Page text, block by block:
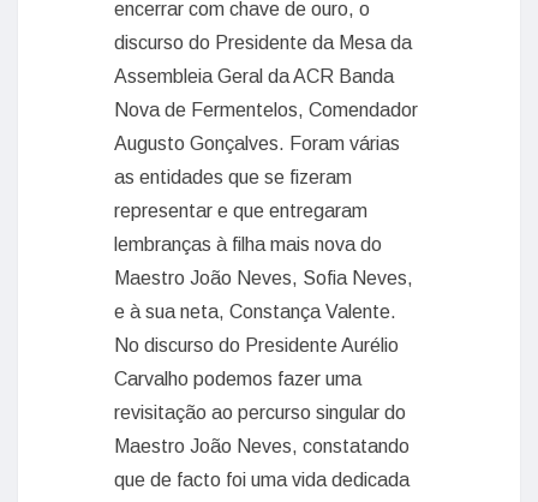
encerrar com chave de ouro, o
discurso do Presidente da Mesa da
Assembleia Geral da ACR Banda
Nova de Fermentelos, Comendador
Augusto Gonçalves. Foram várias
as entidades que se fizeram
representar e que entregaram
lembranças à filha mais nova do
Maestro João Neves, Sofia Neves,
e à sua neta, Constança Valente.
No discurso do Presidente Aurélio
Carvalho podemos fazer uma
revisitação ao percurso singular do
Maestro João Neves, constatando
que de facto foi uma vida dedicada